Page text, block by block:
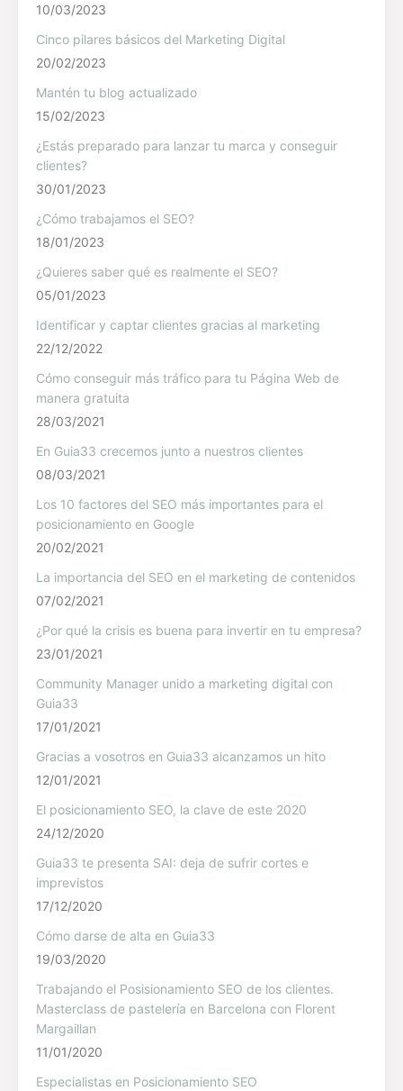
10/03/2023
Cinco pilares básicos del Marketing Digital
20/02/2023
Mantén tu blog actualizado
15/02/2023
¿Estás preparado para lanzar tu marca y conseguir
clientes?
30/01/2023
¿Cómo trabajamos el SEO?
18/01/2023
¿Quieres saber qué es realmente el SEO?
05/01/2023
Identificar y captar clientes gracias al marketing
22/12/2022
Cómo conseguir más tráfico para tu Página Web de
manera gratuita
28/03/2021
En Guia33 crecemos junto a nuestros clientes
08/03/2021
Los 10 factores del SEO más importantes para el
posicionamiento en Google
20/02/2021
La importancia del SEO en el marketing de contenidos
07/02/2021
¿Por qué la crisis es buena para invertir en tu empresa?
23/01/2021
Community Manager unido a marketing digital con
Guia33
17/01/2021
Gracias a vosotros en Guia33 alcanzamos un hito
12/01/2021
El posicionamiento SEO, la clave de este 2020
24/12/2020
Guia33 te presenta SAI: deja de sufrir cortes e
imprevistos
17/12/2020
Cómo darse de alta en Guia33
19/03/2020
Trabajando el Posisionamiento SEO de los clientes.
Masterclass de pastelería en Barcelona con Florent
Margaillan
11/01/2020
Especialistas en Posicionamiento SEO